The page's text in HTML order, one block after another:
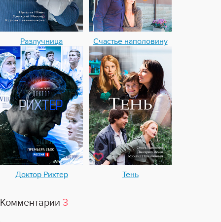
Разлучница Счастье наполовину
Доктор Рихтер Тень
Комментарии 3